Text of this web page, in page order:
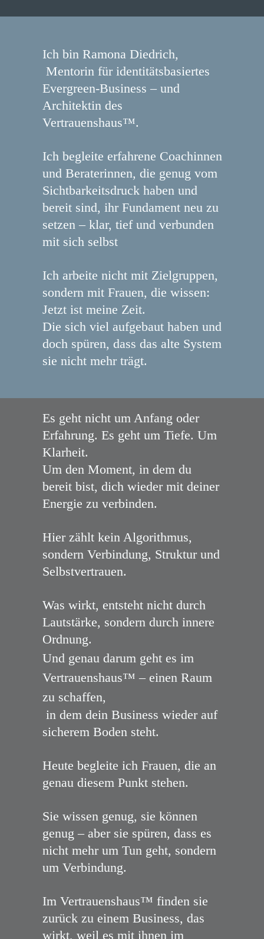
Ich bin Ramona Diedrich,
Mentorin für identitätsbasiertes
Evergreen-Business – und
Architektin des
Vertrauenshaus™.
Ich begleite erfahrene Coachinnen
und Beraterinnen, die genug vom
Sichtbarkeitsdruck haben und
bereit sind, ihr Fundament neu zu
setzen – klar, tief und verbunden
mit sich selbst
Ich arbeite nicht mit Zielgruppen,
sondern mit Frauen, die wissen:
Jetzt ist meine Zeit.
Die sich viel aufgebaut haben und
doch spüren, dass das alte System
sie nicht mehr trägt.
Es geht nicht um Anfang oder
Erfahrung. Es geht um Tiefe. Um
Klarheit.
Um den Moment, in dem du
bereit bist, dich wieder mit deiner
Energie zu verbinden.
Hier zählt kein Algorithmus,
sondern Verbindung, Struktur und
Selbstvertrauen.
Was wirkt, entsteht nicht durch
Lautstärke, sondern durch innere
Ordnung.
Und genau darum geht es im
Vertrauenshaus™ – einen Raum
zu schaffen,
in dem dein Business wieder auf
sicherem Boden steht.
Heute begleite ich Frauen, die an
genau diesem Punkt stehen.
Sie wissen genug, sie können
genug – aber sie spüren, dass es
nicht mehr um Tun geht, sondern
um Verbindung.
Im Vertrauenshaus™ finden sie
zurück zu einem Business, das
wirkt, weil es mit ihnen im